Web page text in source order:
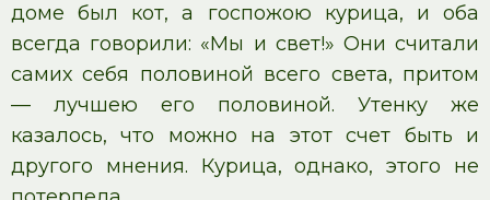
доме был кот, а госпожою курица, и оба
всегда говорили: «Мы и свет!» Они считали
самих себя половиной всего света, притом
— лучшею его половиной. Утенку же
казалось, что можно на этот счет быть и
другого мнения. Курица, однако, этого не